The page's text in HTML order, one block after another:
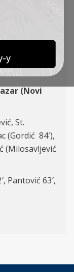
(Novi
St.
(Gordić 84′),
(Milosavljević
Pantović 63′,